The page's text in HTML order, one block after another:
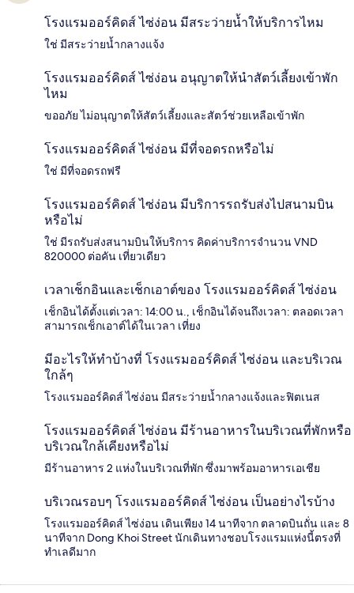
โรงแรมออร์คิดส์ ไซ่ง่อน มีสระว่ายน้ำให้บริการไหม
ใช่ มีสระว่ายน้ำกลางแจ้ง
โรงแรมออร์คิดส์ ไซ่ง่อน อนุญาตให้นำสัตว์เลี้ยงเข้าพัก
ไหม
ขออภัย ไม่อนุญาตให้สัตว์เลี้ยงและสัตว์ช่วยเหลือเข้าพัก
โรงแรมออร์คิดส์ ไซ่ง่อน มีที่จอดรถหรือไม่
ใช่ มีที่จอดรถฟรี
โรงแรมออร์คิดส์ ไซ่ง่อน มีบริการรถรับส่งไปสนามบิน
หรือไม่
ใช่ มีรถรับส่งสนามบินให้บริการ คิดค่าบริการจำนวน VND
820000 ต่อคัน เที่ยวเดียว
เวลาเช็กอินและเช็กเอาต์ของ โรงแรมออร์คิดส์ ไซ่ง่อน
เช็กอินได้ตั้งแต่เวลา: 14:00 น., เช็กอินได้จนถึงเวลา: ตลอดเวลา
สามารถเช็กเอาต์ได้ในเวลา เที่ยง
มีอะไรให้ทำบ้างที่ โรงแรมออร์คิดส์ ไซ่ง่อน และบริเวณ
ใกล้ๆ
โรงแรมออร์คิดส์ ไซ่ง่อน มีสระว่ายน้ำกลางแจ้งและฟิตเนส
โรงแรมออร์คิดส์ ไซ่ง่อน มีร้านอาหารในบริเวณที่พักหรือ
บริเวณใกล้เคียงหรือไม่
มีร้านอาหาร 2 แห่งในบริเวณที่พัก ซึ่งมาพร้อมอาหารเอเชีย
บริเวณรอบๆ โรงแรมออร์คิดส์ ไซ่ง่อน เป็นอย่างไรบ้าง
โรงแรมออร์คิดส์ ไซ่ง่อน เดินเพียง 14 นาทีจาก ตลาดบินถั่น และ 8
นาทีจาก Dong Khoi Street นักเดินทางชอบโรงแรมแห่งนี้ตรงที่
ทำเลดีมาก